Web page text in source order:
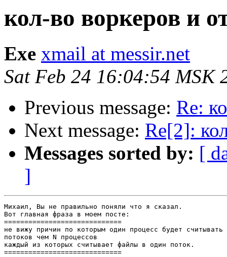
кол-во воркеров и
Exe xmail at messir.net
Sat Feb 24 16:04:54 MSK
Previous message: Re:
Next message: Re[2]:
Messages sorted by: [
]
Михаил, Вы не правильно поняли что я сказал.
Вот главная фраза в моем посте:
=============================
не вижу причин по которым один процесс будет
потоков чем N процессов
каждый из которых считывает файлы в один поток.
=============================